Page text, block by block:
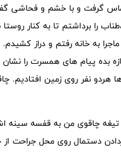
گرفت و با خشم و فحاشی
را برداشتم تا به کنار روستا
به خانه رفتم و دراز
بده پیام های همسرت را
نفر روی زمین افتادیم.
تیغه چاقوی من به قفسه سینه
دستمال روی محل جراحت از